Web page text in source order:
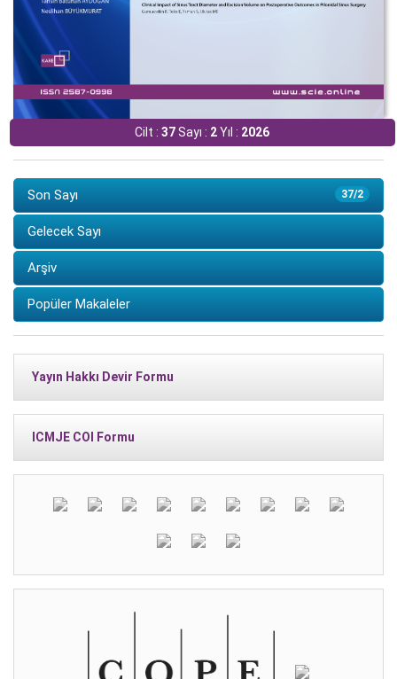
Cilt :37Sayı : 2Yıl : 2026
37/2
Son Sayı
Gelecek Sayı
Arşiv
Popüler Makaleler
Yayın Hakkı Devir Formu
ICMJE COI Formu